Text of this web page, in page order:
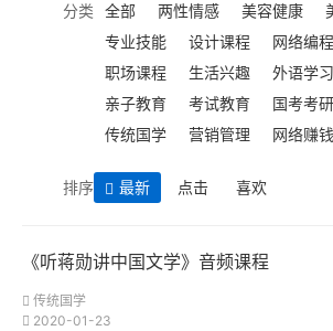
分类 全部 两性情感 美容健康
专业技能
设计课程 网络编程
职场课程
生活兴趣 外语学习
亲子教育
考试教育 国考考研
传统国学
营销管理 网络赚钱
排序 最新 点击 喜欢
《听蒋勋讲中国文学》音频课程
传统国学
2020-01-23